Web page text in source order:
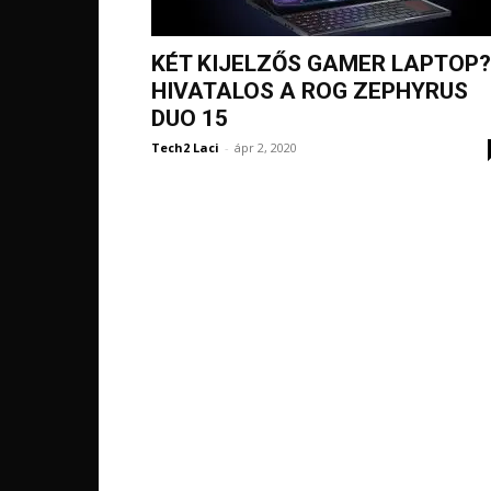
KÉT KIJELZŐS GAMER LAPTOP?
HIVATALOS A ROG ZEPHYRUS
DUO 15
Tech2 Laci - ápr 2, 2020